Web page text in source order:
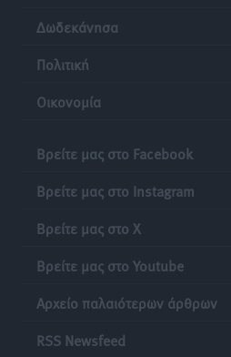
Δωδεκάνησα
Πολιτική
Οικονομία
Βρείτε μας στο Facebook
Βρείτε μας στο Instagram
Βρείτε μας στο X
Βρείτε μας στο Youtube
Αρχείο παλαιότερων άρθρων
RSS Newsfeed